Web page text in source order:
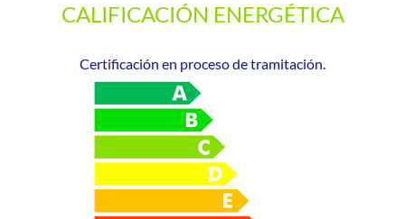
CALIFICACIÓN ENERGÉTICA
Certificación en proceso de tramitación.